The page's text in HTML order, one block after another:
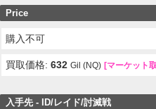
Price
購入不可
買取価格:632 Gil (NQ) [マーケット
入手先 - ID/レイド/討滅戦